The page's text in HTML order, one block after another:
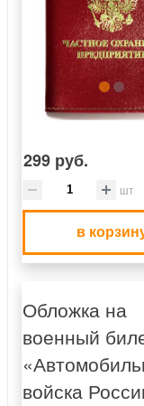
299 руб.
шт
в
Обложка на
военный
войска